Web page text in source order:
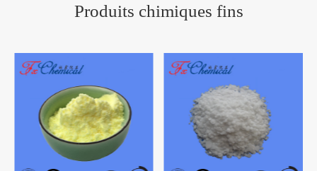
Produits chimiques fins